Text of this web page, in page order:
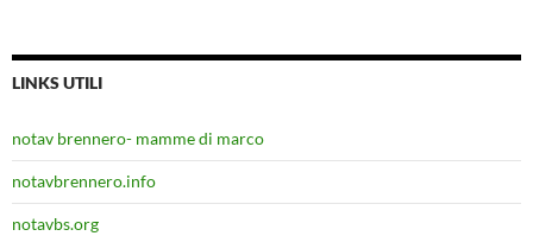
LINKS UTILI
notav brennero- mamme di marco
notavbrennero.info
notavbs.org